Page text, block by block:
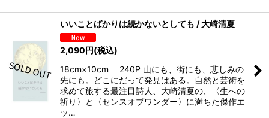
いいことばかりは続かないとしても / 大崎清夏
2,090円(税込)
18cm×10cm 240P 山にも、街にも、悲しみの
先にも。どこにだって発見はある。自然と芸術を
求めて旅する最注目詩人、大崎清夏の、〈生への
祈り〉と〈センスオブワンダー〉に満ちた傑作エ
ッ…